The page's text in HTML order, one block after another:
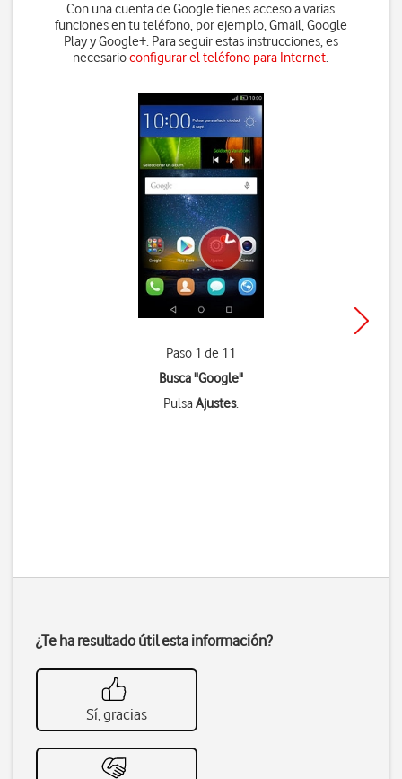
Con una cuenta de Google tienes acceso a varias
funciones en tu teléfono, por ejemplo, Gmail, Google
Play y Google+. Para seguir estas instrucciones, es
necesarioconfigurar el teléfono para Internet.
Paso 1 de 11
Busca "Google"
PulsaAjustes.
¿Te ha resultado útil esta información?
Sí, gracias